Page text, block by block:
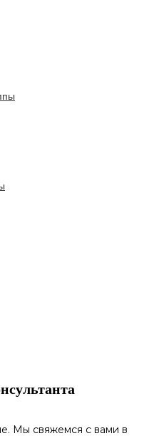
Мы свяжемся с вами в